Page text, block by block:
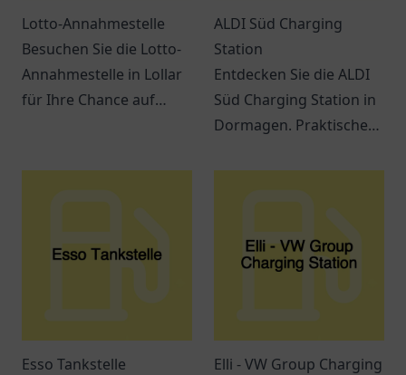
Lotto-Annahmestelle
Besuchen Sie die Lotto-
Annahmestelle in Lollar
für Ihre Chance auf
verwirklichen Sie Ihre
ALDI Süd Charging
Station
Entdecken Sie die ALDI
Süd Charging Station in
Dormagen. Praktische
Elektrofahrzeuge und
erwarten Sie.
Esso Tankstelle
Elli - VW Group Charging